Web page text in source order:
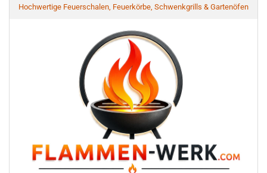
Hochwertige Feuerschalen, Feuerkörbe, Schwenkgrills & Gartenöfen